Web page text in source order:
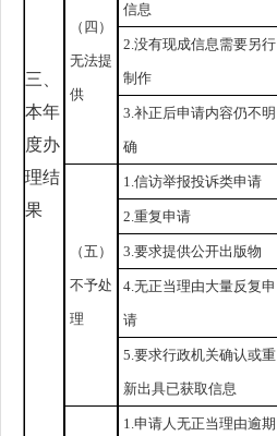
三、
本年
度办
理结
果
（四）
无法提
供
信息
2.没有现成信息需要另行
制作
3.补正后申请内容仍不明
确
（五）
不予处
理
1.信访举报投诉类申请
2.重复申请
3.要求提供公开出版物
4.无正当理由大量反复申
请
5.要求行政机关确认或重
新出具已获取信息
1.申请人无正当理由逾期